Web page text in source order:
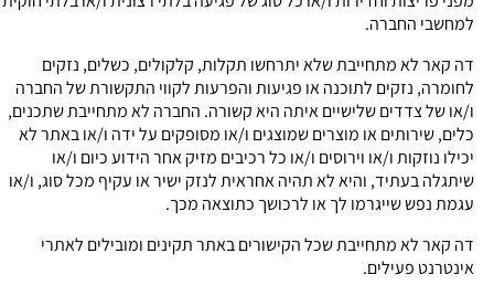
למחשבי החברה.
דה קאר לא מתחייבת שלא יתרחשו תקלות, קלקולים, כשלים, נזקים
לחומרה, נזקים לתוכנה או פגיעות והפרעות לקווי התקשורת של החברה
ו/או של צדדים שלישיים איתה היא קשורה. החברה לא מתחייבת שתכנים,
כלים, שירותים או מוצרים שמוצגים ו/או מסופקים על ידה ו/או באתר לא
יכילו נוזקות ו/או וירוסים ו/או כל רכיבים מזיק אחר הידוע כיום ו/או
שיתגלה בעתיד, והיא לא תהיה אחראית לנזק ישיר או עקיף מכל סוג, ו/או
עגמת נפש שייגרמו לך או לרכושך כתוצאה מכך.
דה קאר לא מתחייבת שכל הקישורים באתר תקינים ומובילים לאתרי
אינטרנט פעילים.